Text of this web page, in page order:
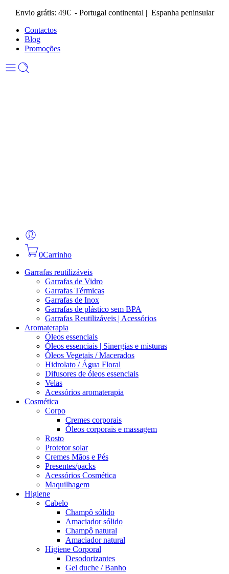
Envio grátis: 49€ - Portugal continental | Espanha peninsular
Contactos
Blog
Promoções
0Carrinho
Garrafas reutilizáveis
Garrafas de Vidro
Garrafas Térmicas
Garrafas de Inox
Garrafas de plástico sem BPA
Garrafas Reutilizáveis | Acessórios
Aromaterapia
Óleos essenciais
Óleos essenciais | Sinergias e misturas
Óleos Vegetais / Macerados
Hidrolato / Água Floral
Difusores de óleos essenciais
Velas
Acessórios aromaterapia
Cosmética
Corpo
Cremes corporais
Óleos corporais e massagem
Rosto
Protetor solar
Cremes Mãos e Pés
Presentes/packs
Acessórios Cosmética
Maquilhagem
Higiene
Cabelo
Champô sólido
Amaciador sólido
Champô natural
Amaciador natural
Higiene Corporal
Desodorizantes
Gel duche / Banho